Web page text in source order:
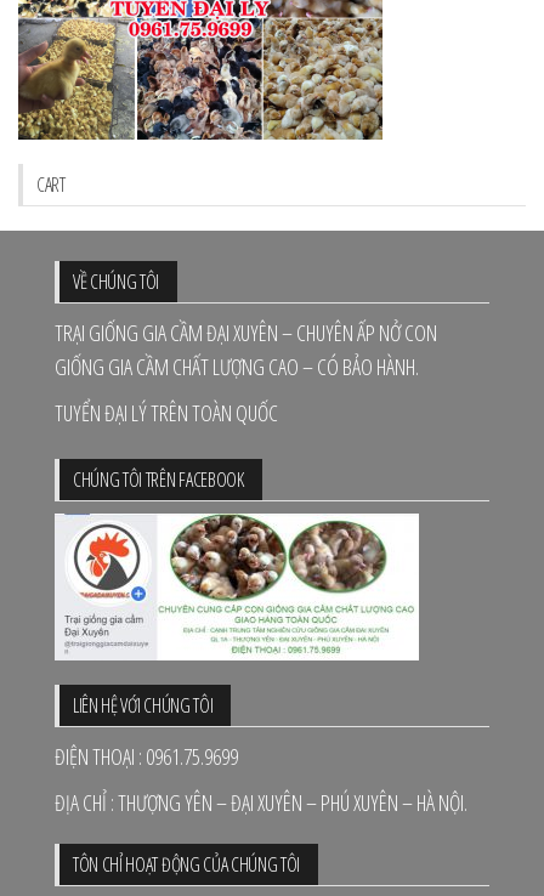
CART
VỀ CHÚNG TÔI
TRẠI GIỐNG GIA CẦM ĐẠI XUYÊN – CHUYÊN ẤP NỞ CON
GIỐNG GIA CẦM CHẤT LƯỢNG CAO – CÓ BẢO HÀNH.
TUYỂN ĐẠI LÝ TRÊN TOÀN QUỐC
CHÚNG TÔI TRÊN FACEBOOK
LIÊN HỆ VỚI CHÚNG TÔI
ĐIỆN THOẠI : 0961.75.9699
ĐỊA CHỈ : THƯỢNG YÊN – ĐẠI XUYÊN – PHÚ XUYÊN – HÀ NỘI.
TÔN CHỈ HOẠT ĐỘNG CỦA CHÚNG TÔI